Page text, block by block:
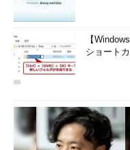
【
ショート